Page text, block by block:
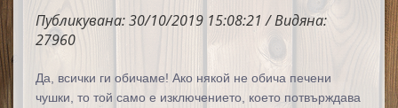
Публикувана: 30/10/2019 15:08:21 / Видяна:
27960
Да, всички ги обичаме! Ако някой не обича печени
чушки , то той само е изключението, което потвърждава